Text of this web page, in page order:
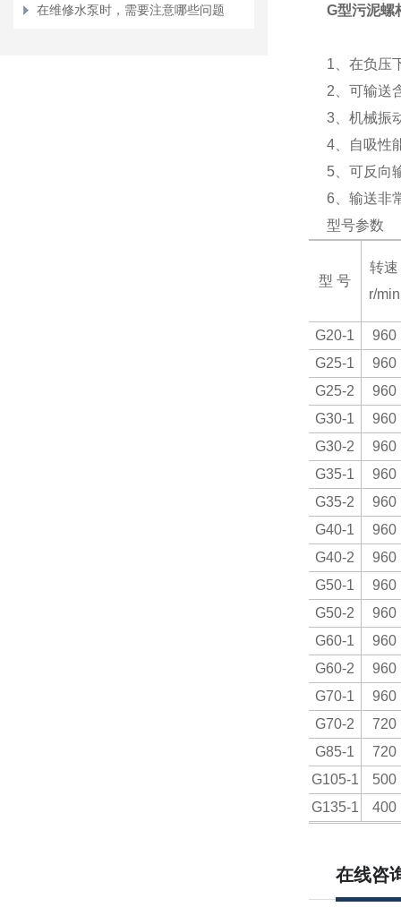
在维修水泵时，需要注意哪些问题 G型污泥螺
1 、在负压
2 、可输
3、机械振
4、自吸性
5、可反向
6 、输送
型号参数
型 号
转速
r/min
G20-1
960
G25-1
960
G25-2
960
G30-1
960
G30-2
960
G35-1
960
G35-2
960
G40-1
960
G40-2
960
G50-1
960
G50-2
960
G60-1
960
G60-2
960
G70-1
960
G70-2
720
G85-1
720
G105-1
500
G135-1
400
在线咨